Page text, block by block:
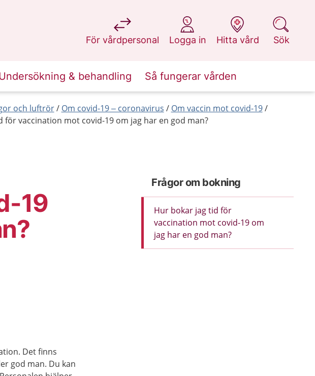
För vårdpersonal
på 1177.se
Logga in
på 1177.se
Hitta vård
på 1177.se
Sök
på 1177.se
& behandling Så fungerar vården
och luftrör Om covid-19 – coronavirus
Om vaccin mot covid-19
för vaccination mot covid-19 om jag har en god man?
19
Det finns
god man. Du kan
Frågor om bokning
Hur bokar jag tid för
vaccination mot covid-19 om
jag har en god man?